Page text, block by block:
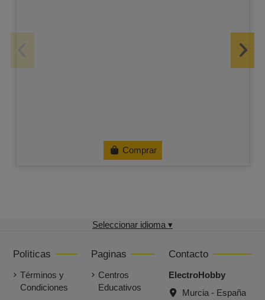
Comprar
Seleccionar idioma ▾
Politicas
Términos y
Condiciones
Paginas
Centros
Educativos
Contacto
ElectroHobby
Murcia - España